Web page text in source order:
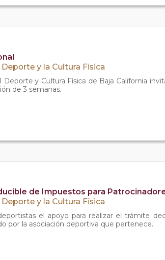
y la Cultura Física
y Cultura Física de Baja California
de 3 semanas.
de Impuestos para
y la Cultura Física
el apoyo para realizar el trámite
por la asociación deportiva que pertenece.